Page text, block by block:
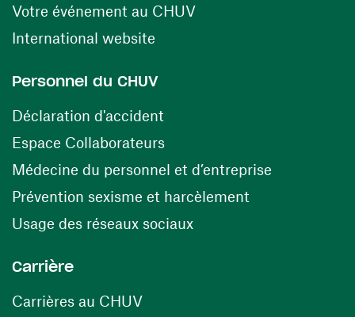
Votre événement au CHUV(ouvre une nouvelle
International website
Personnel du CHUV
Déclaration d'accident
Espace Collaborateurs(ouvre une nouvelle fenêtre)
Médecine du personnel et d’entreprise
Prévention sexisme et harcèlement
Usage des réseaux sociaux(ouvre une nouvelle
Carrière
Carrières au CHUV(ouvre une nouvelle fenêtre)